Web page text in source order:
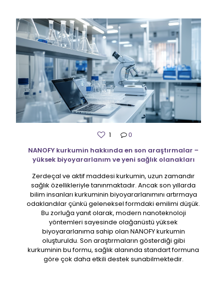
1
0
NANOFY kurkumin hakkında en son araştırmalar –
yüksek biyoyararlanım ve yeni sağlık olanakları
Zerdeçal ve aktif maddesi kurkumin, uzun zamandır
sağlık özellikleriyle tanınmaktadır. Ancak son yıllarda
bilim insanları kurkuminin biyoyararlanımını artırmaya
odaklandılar çünkü geleneksel formdaki emilimi düşük.
Bu zorluğa yanıt olarak, modern nanoteknoloji
yöntemleri sayesinde olağanüstü yüksek
biyoyararlanıma sahip olan NANOFY kurkumin
oluşturuldu. Son araştırmaların gösterdiği gibi
kurkuminin bu formu, sağlık alanında standart formuna
göre çok daha etkili destek sunabilmektedir.